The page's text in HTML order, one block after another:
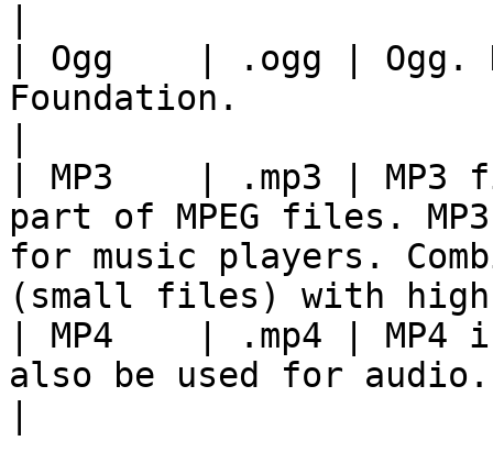
| Ogg    | .ogg | Ogg.
Foundation.
| MP3    | .mp3 |
part of MPEG files.
for music players.
(small files) with
| MP4    | .mp4 | MP4
also be used for audio.